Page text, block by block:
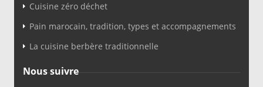
Cuisine zéro déchet
Pain marocain, tradition, types et accompagnements
La cuisine berbère traditionnelle
Nous suivre